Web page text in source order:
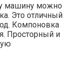
машину можно
Это отличный
Компоновка
Просторный и